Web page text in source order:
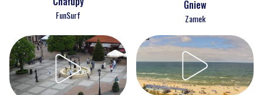
FunSurf
Gniew
Zamek